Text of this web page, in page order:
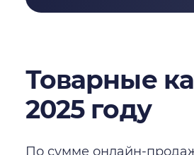
Товарные
2025 году
По сумме онлайн-